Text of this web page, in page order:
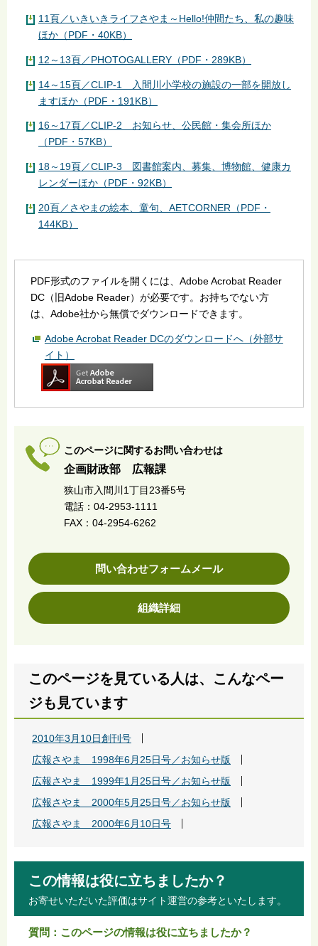
11頁／いきいきライフさやま～Hello!仲間たち、私の趣味
ほか（PDF・40KB）
12～13頁／PHOTOGALLERY（PDF・289KB）
14～15頁／CLIP-1 入間川小学校の施設の一部を開放し
ますほか（PDF・191KB）
16～17頁／CLIP-2 お知らせ、公民館・集会所ほか
（PDF・57KB）
18～19頁／CLIP-3 図書館案内、募集、博物館、健康カ
レンダーほか（PDF・92KB）
20頁／さやまの絵本、童句、AETCORNER（PDF・
144KB）
PDF形式のファイルを開くには、Adobe Acrobat Reader
DC（旧Adobe Reader）が必要です。お持ちでない方
は、Adobe社から無償でダウンロードできます。
Adobe Acrobat Reader DCのダウンロードへ（外部サ
イト）
このページに関するお問い合わせは
企画財政部 広報課
狭山市入間川1丁目23番5号
電話：04-2953-1111
FAX：04-2954-6262
問い合わせフォームメール
組織詳細
このページを見ている人は、こんなペー
ジも見ています
2010年3月10日創刊号
広報さやま 1998年6月25日号／お知らせ版
広報さやま 1999年1月25日号／お知らせ版
広報さやま 2000年5月25日号／お知らせ版
広報さやま 2000年6月10日号
この情報は役に立ちましたか？
お寄せいただいた評価はサイト運営の参考といたします。
質問：このページの情報は役に立ちましたか？